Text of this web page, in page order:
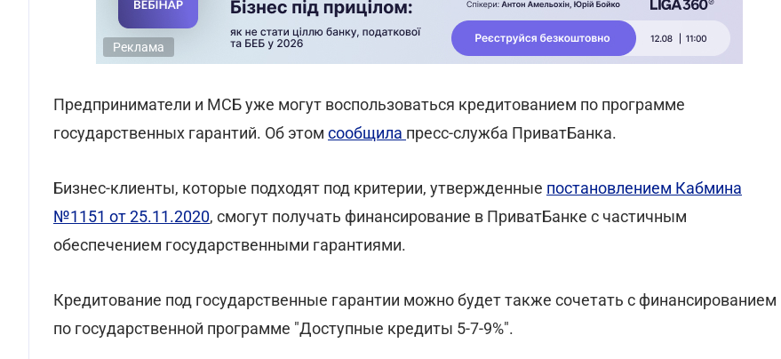
Реклама
Предприниматели и МСБ уже могут воспользоваться кредитованием по программе
государственных гарантий. Об этом сообщила пресс-служба ПриватБанка.
Бизнес-клиенты, которые подходят под критерии, утвержденные постановлением Кабмина
№1151 от 25.11.2020, смогут получать финансирование в ПриватБанке с частичным
обеспечением государственными гарантиями.
Кредитование под государственные гарантии можно будет также сочетать с финансированием
по государственной программе "Доступные кредиты 5-7-9%".